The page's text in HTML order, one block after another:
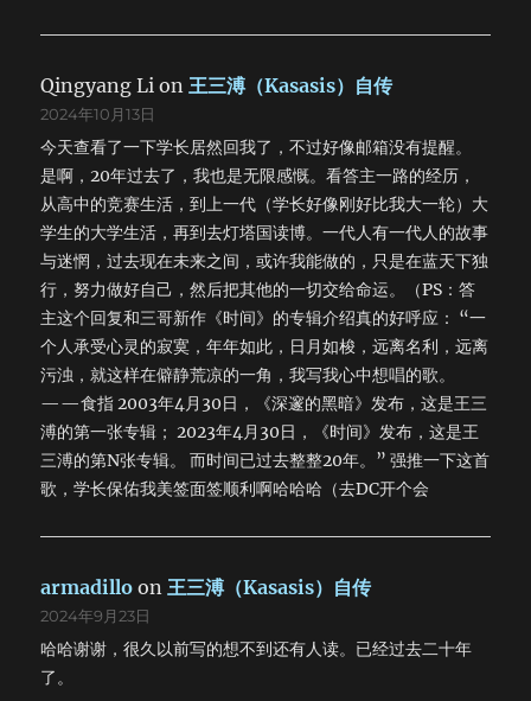
Qingyang Li on王三溥（Kasasis）自传
2024年10月13日
今天查看了一下学长居然回我了，不过好像邮箱没有提醒。
是啊，20年过去了，我也是无限感慨。看答主一路的经历，
从高中的竞赛生活，到上一代（学长好像刚好比我大一轮）大
学生的大学生活，再到去灯塔国读博。一代人有一代人的故事
与迷惘，过去现在未来之间，或许我能做的，只是在蓝天下独
行，努力做好自己，然后把其他的一切交给命运。（PS：答
主这个回复和三哥新作《时间》的专辑介绍真的好呼应： “一
个人承受心灵的寂寞，年年如此，日月如梭，远离名利，远离
污浊，就这样在僻静荒凉的一角，我写我心中想唱的歌。
——食指 2003年4月30日，《深邃的黑暗》发布，这是王三
溥的第一张专辑； 2023年4月30日，《时间》发布，这是王
三溥的第N张专辑。 而时间已过去整整20年。” 强推一下这首
歌，学长保佑我美签面签顺利啊哈哈哈（去DC开个会
armadillo on王三溥（Kasasis）自传
2024年9月23日
哈哈谢谢，很久以前写的想不到还有人读。已经过去二十年
了。